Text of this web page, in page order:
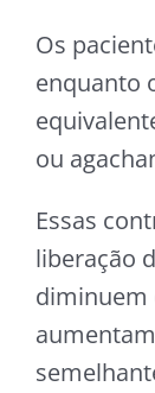
Os
enquanto
ou
Essas
liberação
diminuem